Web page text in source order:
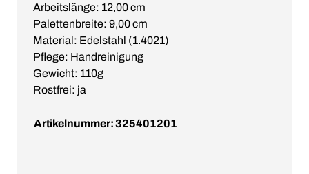
Arbeitslänge: 12,00 cm
Palettenbreite: 9,00 cm
Material: Edelstahl (1.4021)
Pflege: Handreinigung
Gewicht: 110g
Rostfrei: ja
Artikelnummer:325401201